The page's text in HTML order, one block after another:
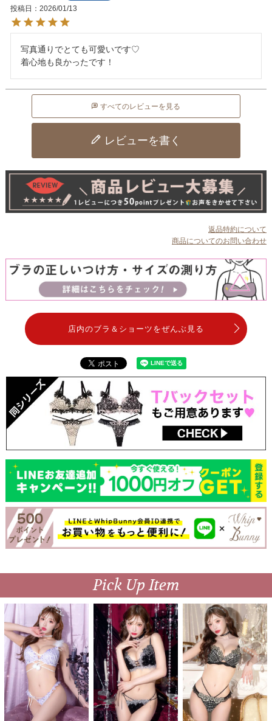
投稿日 2026/01/13
写真通りでとても可愛いです♡
着心地も良かったです！
すべてのレビューを見る
レビューを書く
返品特約について
商品についてのお問い合わせ
店内のブラ＆ショーツをぜんぶ見る
Pick Up Item